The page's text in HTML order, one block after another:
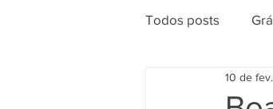
Todos posts
10 de